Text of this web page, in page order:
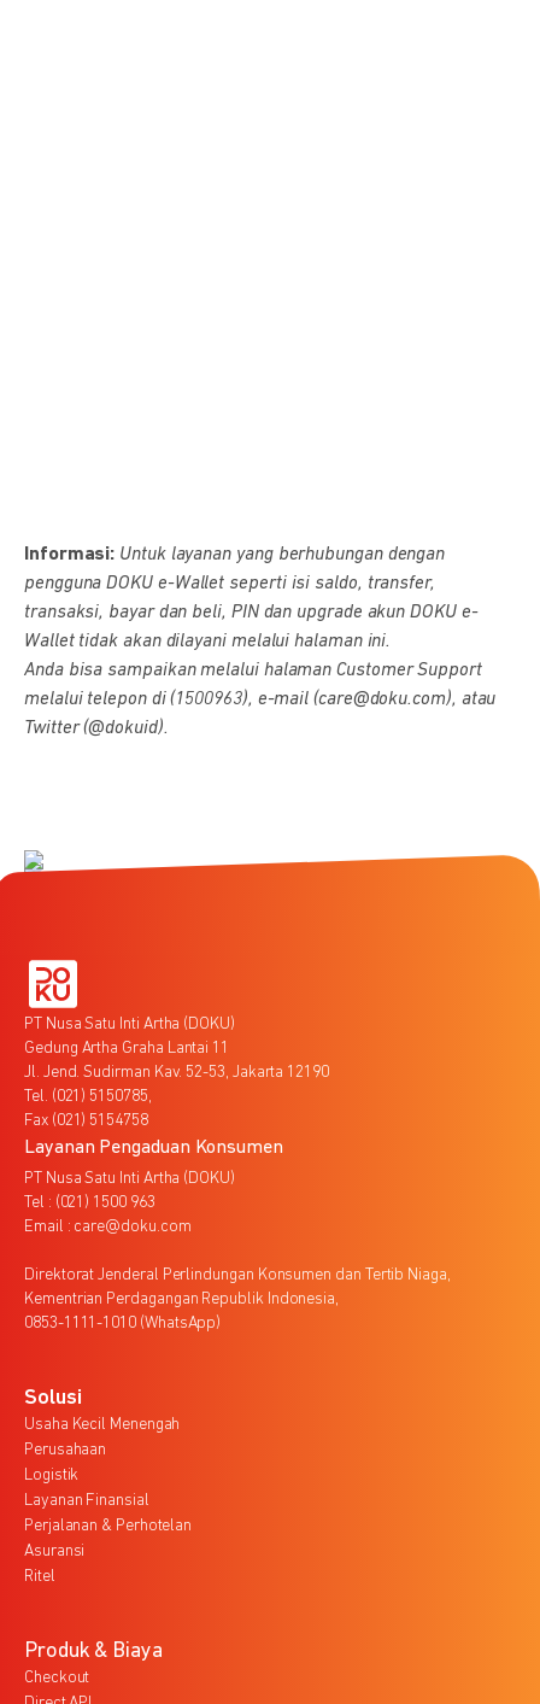
Informasi: Untuk layanan yang berhubungan dengan
pengguna DOKU e-Wallet seperti isi saldo, transfer,
transaksi, bayar dan beli, PIN dan upgrade akun DOKU e-
Wallet tidak akan dilayani melalui halaman ini.
Anda bisa sampaikan melalui halaman Customer Support
melalui telepon di (1500963), e-mail (care@doku.com), atau
Twitter (@dokuid).
PT Nusa Satu Inti Artha (DOKU)
Gedung Artha Graha Lantai 11
Jl. Jend. Sudirman Kav. 52-53, Jakarta 12190
Tel. (021) 5150785,
Fax (021) 5154758
Layanan Pengaduan Konsumen
PT Nusa Satu Inti Artha (DOKU)
Tel : (021) 1500 963
Email : care@doku.com
Direktorat Jenderal Perlindungan Konsumen dan Tertib Niaga,
Kementrian Perdagangan Republik Indonesia,
0853-1111-1010 (WhatsApp)
Solusi
Usaha Kecil Menengah
Perusahaan
Logistik
Layanan Finansial
Perjalanan & Perhotelan
Asuransi
Ritel
Produk & Biaya
Checkout